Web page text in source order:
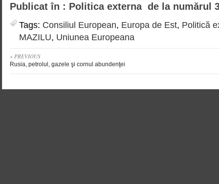
Publicat în : Politica externa de la numărul
Tags: Consiliul European, Europa de Est, Politică
MAZILU, Uniunea Europeana
« PREVIOUS
Rusia, petrolul, gazele şi cornul abundenţei